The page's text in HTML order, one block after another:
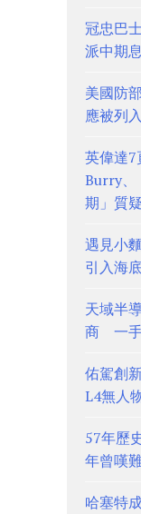
冠忠巴
派中期
美國防
應被列
英偉達
Burry、
期」質疑
遇見小
引入海
天域半
商 一手
佑駕創
L4無人
57年歷
年曾嘆
哈塞特